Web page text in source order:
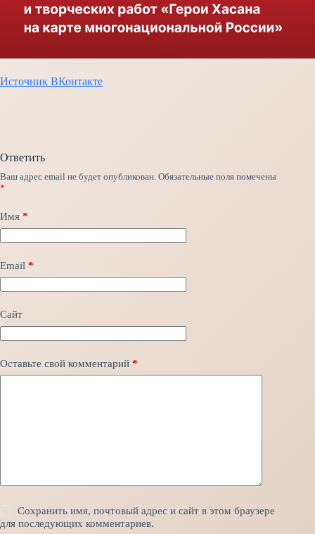
Источник ВКонтакте
Ответить
Ваш адрес email не будет опубликован. Обязательные поля помечены
*
Имя *
Email *
Сайт
Оставьте свой комментарий *
Сохранить имя, почтовый адрес и сайт в этом браузере
для последующих комментариев.